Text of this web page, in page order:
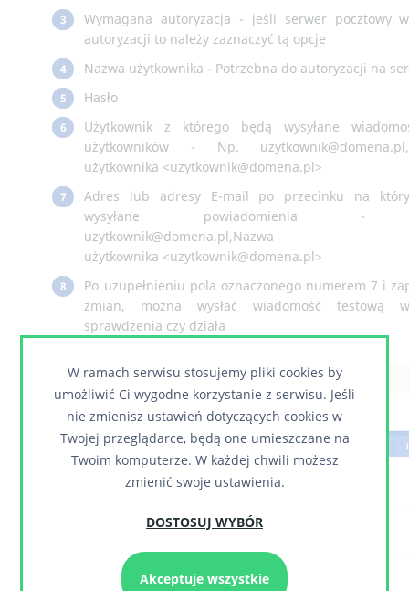
3
Wymagana autoryzacja - jeśli serwer pocztowy
autoryzacji to należy zaznaczyć tą opcje
4 Nazwa użytkownika - Potrzebna do autoryzacji na
5 Hasło
6
Użytkownik z którego będą wysyłane
użytkowników - Np.
użytkownika <uzytkownik@domena.pl>
7
Adres lub adresy E-mail po przecinku na
wysyłane powiadomienia -
uzytkownik@domena.pl,Nazwa
użytkownika <uzytkownik@domena.pl>
8
Po uzupełnieniu pola oznaczonego numerem 7 i
zmian, można wysłać wiadomość testową
sprawdzenia czy działa
1.1.3. System
W ramach serwisu stosujemy pliki cookies by
umożliwić Ci wygodne korzystanie z serwisu. Jeśli
nie zmienisz ustawień dotyczących cookies w
Twojej przeglądarce, będą one umieszczane na
Twoim komputerze. W każdej chwili możesz
zmienić swoje ustawienia.
DOSTOSUJ WYBÓR
Akceptuje wszystkie